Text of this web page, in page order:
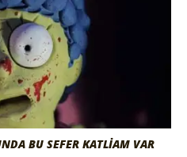
BU SEFER KATLİAM VAR